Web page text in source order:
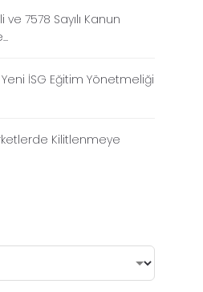
7578 Sayılı Kanun
İSG Eğitim Yönetmeliği
Kilitlenmeye